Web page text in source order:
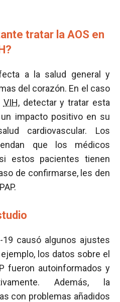
tratar la AOS en
a la salud general y
del corazón. En el caso
VIH, detectar y tratar esta
impacto positivo en su
cardiovascular. Los
que los médicos
estos pacientes tienen
de confirmarse, les den
19 causó algunos ajustes
los datos sobre el
fueron autoinformados y
Además, la
con problemas añadidos